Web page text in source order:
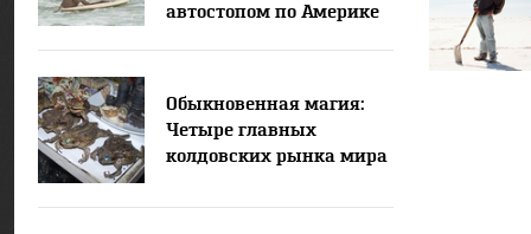
автостопом по Америке
Обыкновенная магия:
Четыре главных
колдовских рынка мира